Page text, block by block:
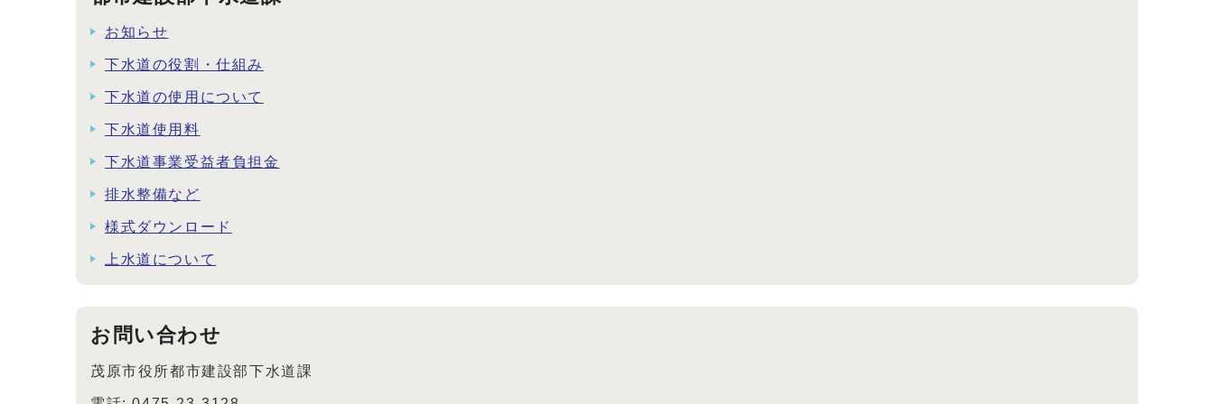
お知らせ
下水道の役割・仕組み
下水道の使用について
下水道使用料
下水道事業受益者負担金
排水整備など
様式ダウンロード
上水道について
お問い合わせ
茂原市役所都市建設部下水道課